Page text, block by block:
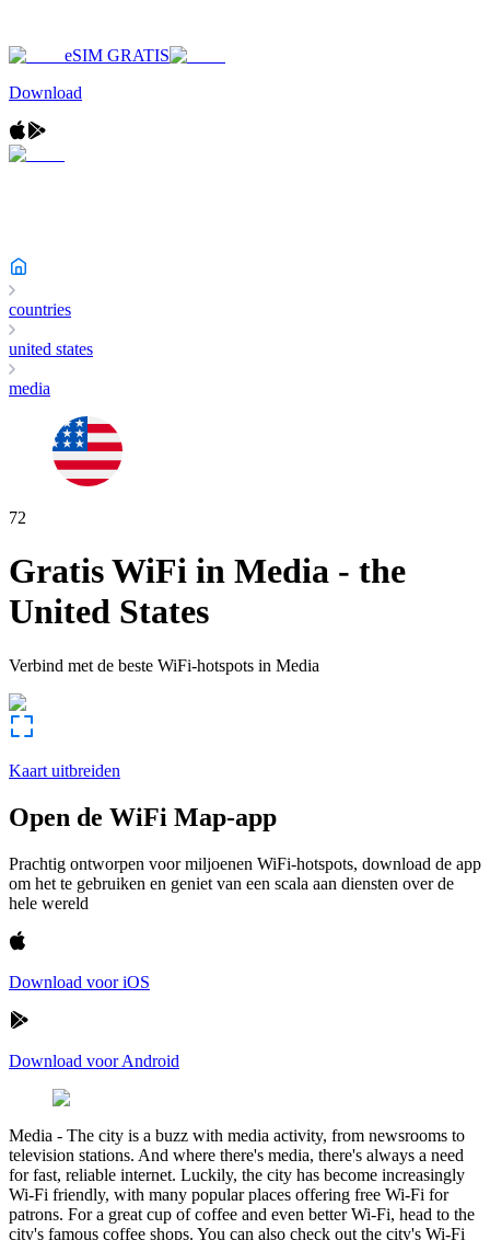
eSIM GRATIS
Download
countries
united states
media
72
Gratis WiFi in Media - the
United States
Verbind met de beste WiFi-hotspots in Media
Kaart uitbreiden
Open de WiFi Map-app
Prachtig ontworpen voor miljoenen WiFi-hotspots, download de app
om het te gebruiken en geniet van een scala aan diensten over de
hele wereld
Download voor iOS
Download voor Android
Media - The city is a buzz with media activity, from newsrooms to
television stations. And where there's media, there's always a need
for fast, reliable internet. Luckily, the city has become increasingly
Wi-Fi friendly, with many popular places offering free Wi-Fi for
patrons. For a great cup of coffee and even better Wi-Fi, head to the
city's famous coffee shops. You can also check out the city's Wi-Fi